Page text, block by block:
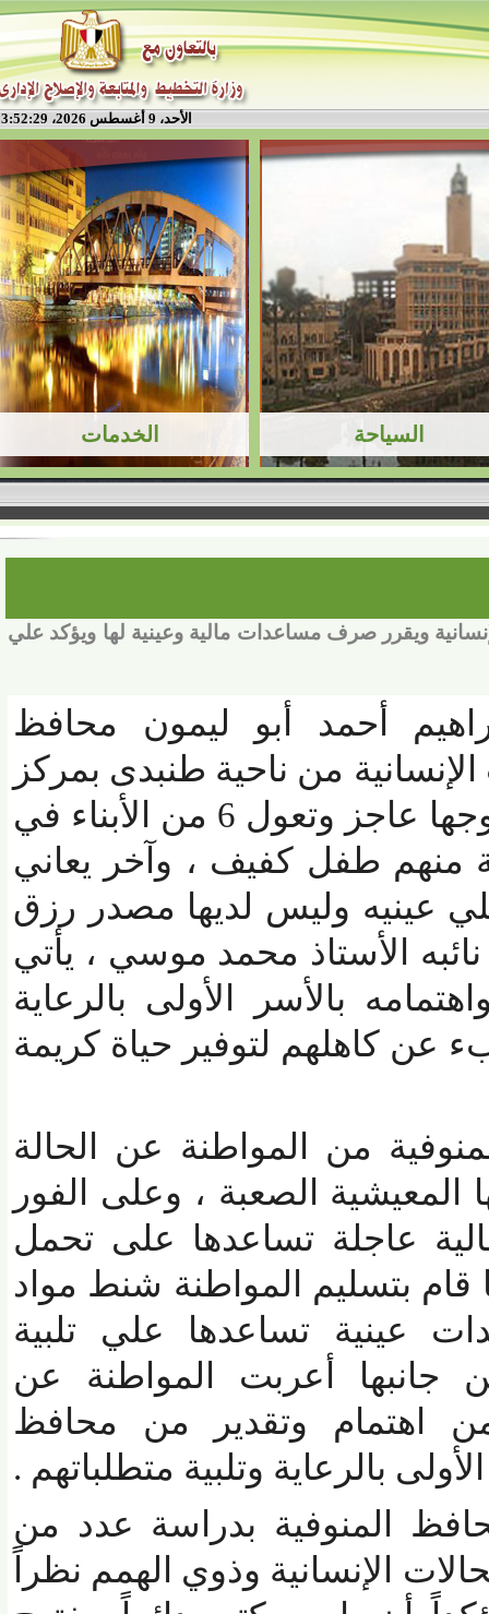
ويقرر صرف مساعدات مالية وعينية لها ويؤكد علي
أحمد أبو ليمون محافظ
من ناحية طنبدى بمركز
ومدينة شبين الكوم ، زوجها عاجز وتعول 6 من الأبناء في
منهم طفل كفيف ، وآخر يعاني
وليس لديها مصدر رزق
الأستاذ محمد موسي ، يأتي
بالأسر الأولى بالرعاية
كاهلهم لتوفير حياة كريمة
من المواطنة عن الحالة
الصعبة ، وعلى الفور
عاجلة تساعدها على تحمل
بتسليم المواطنة شنط مواد
عينية تساعدها علي تلبية
أعربت المواطنة عن
اهتمام وتقدير من محافظ
بالرعاية وتلبية متطلباتهم .
المنوفية بدراسة عدد من
الإنسانية وذوي الهمم نظراً